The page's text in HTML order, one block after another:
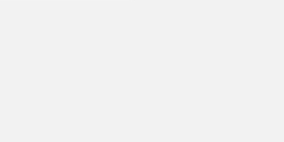
é pago pela empresa.
a incapacidade temporária, o trabalhador passa a
é concedido enquanto durar a incapacidade,
conforme nova avaliação médica.
precisa apresentar laudos, atestados e exames médicos